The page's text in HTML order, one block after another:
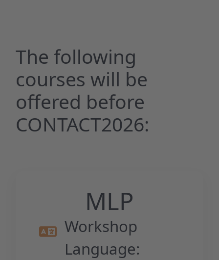
The following
courses will be
offered before
CONTACT2026:
MLP
Workshop
Language: